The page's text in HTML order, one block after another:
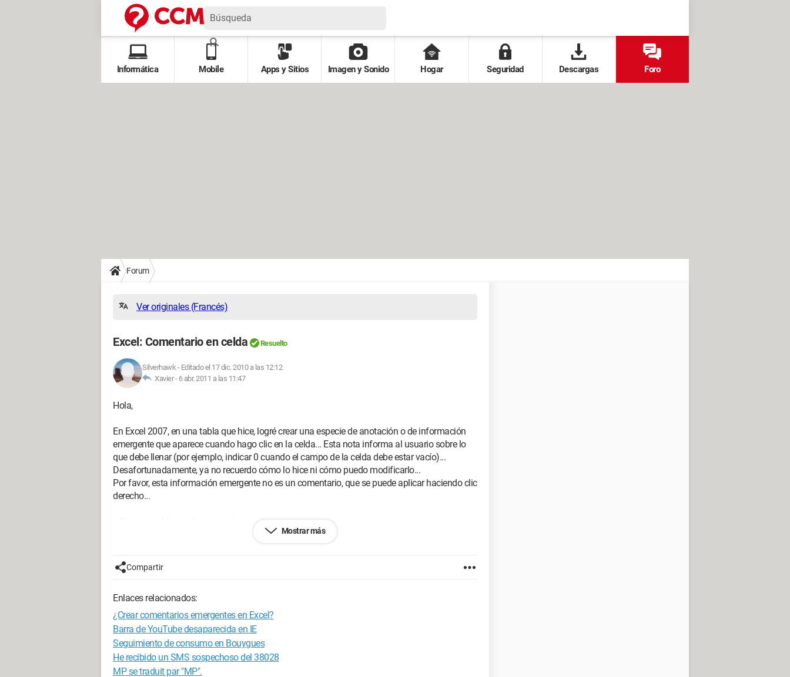
Informática Mobile Apps y Sitios Imagen y Sonido Hogar Seguridad Descargas Foro
Forum
Ver originales (Francés)
Excel: Comentario en celda Resuelto
Silverhawk- Editado el 17 dic. 2010 a las 12:12
Xavier - 6 abr. 2011 a las 11:47
Hola,
En Excel 2007, en una tabla que hice, logré crear una especie de anotación o de información
emergente que aparece cuando hago clic en la celda... Esta nota informa al usuario sobre lo
que debe llenar (por ejemplo, indicar 0 cuando el campo de la celda debe estar vacío)...
Desafortunadamente, ya no recuerdo cómo lo hice ni cómo puedo modificarlo...
Por favor, esta información emergente no es un comentario, que se puede aplicar haciendo clic
derecho...
Mostrar más
Compartir
Enlaces relacionados:
¿Crear comentarios emergentes en Excel?
Barra de YouTube desaparecida en IE
Seguimiento de consumo en Bouygues
He recibido un SMS sospechoso del 38028
MP se traduit par "MP".